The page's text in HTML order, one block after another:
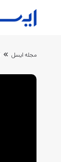
مجله ایسل